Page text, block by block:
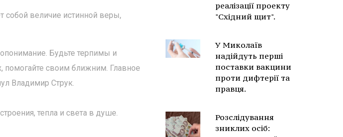
собой величие истинной веры,
Будьте терпимы и
помогайте своим ближним. Главное
Владимир Струк.
тепла и света в душе.
реалізації проекту
"Східний щит".
У Миколаїв
надійдуть перші
поставки вакцини
проти дифтерії та
правця.
Розслідування
зниклих осіб: